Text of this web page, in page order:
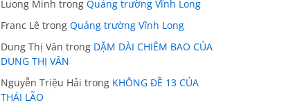
Luong Minh trong Quảng trường Vĩnh Long
Franc Lê trong Quảng trường Vĩnh Long
Dung Thị Vân trong DẶM DÀI CHIÊM BAO CỦA
DUNG THỊ VÂN
Nguyễn Triệu Hải trong KHÔNG ĐỀ 13 CỦA
THÁI LÃO